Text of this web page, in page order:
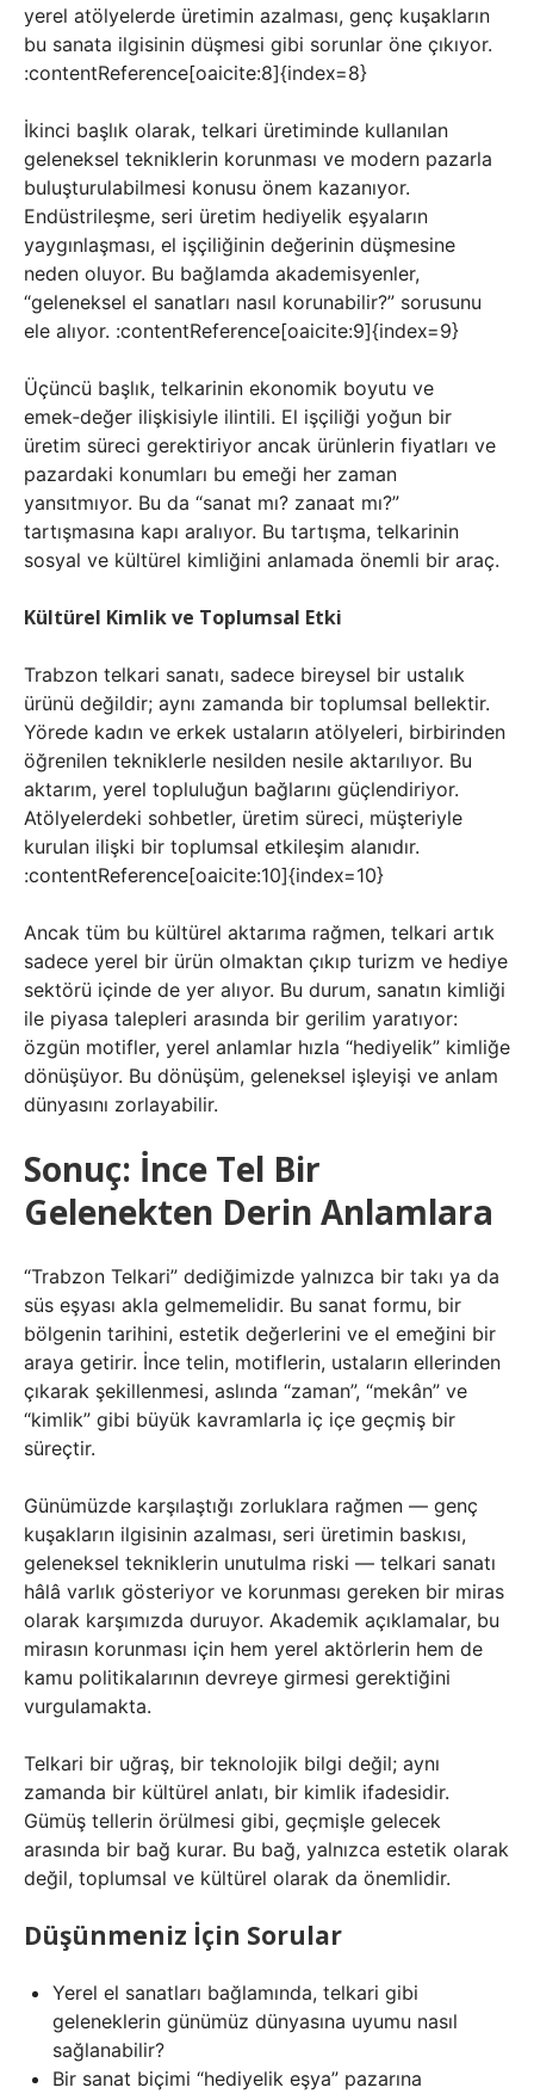
yerel atölyelerde üretimin azalması, genç kuşakların
bu sanata ilgisinin düşmesi gibi sorunlar öne çıkıyor.
:contentReference[oaicite:8]{index=8}
İkinci başlık olarak, telkari üretiminde kullanılan
geleneksel tekniklerin korunması ve modern pazarla
buluşturulabilmesi konusu önem kazanıyor.
Endüstrileşme, seri üretim hediyelik eşyaların
yaygınlaşması, el işçiliğinin değerinin düşmesine
neden oluyor. Bu bağlamda akademisyenler,
“geleneksel el sanatları nasıl korunabilir?” sorusunu
ele alıyor. :contentReference[oaicite:9]{index=9}
Üçüncü başlık, telkarinin ekonomik boyutu ve
emek‑değer ilişkisiyle ilintili. El işçiliği yoğun bir
üretim süreci gerektiriyor ancak ürünlerin fiyatları ve
pazardaki konumları bu emeği her zaman
yansıtmıyor. Bu da “sanat mı? zanaat mı?”
tartışmasına kapı aralıyor. Bu tartışma, telkarinin
sosyal ve kültürel kimliğini anlamada önemli bir araç.
Kültürel Kimlik ve Toplumsal Etki
Trabzon telkari sanatı, sadece bireysel bir ustalık
ürünü değildir; aynı zamanda bir toplumsal bellektir.
Yörede kadın ve erkek ustaların atölyeleri, birbirinden
öğrenilen tekniklerle nesilden nesile aktarılıyor. Bu
aktarım, yerel topluluğun bağlarını güçlendiriyor.
Atölyelerdeki sohbetler, üretim süreci, müşteriyle
kurulan ilişki bir toplumsal etkileşim alanıdır.
:contentReference[oaicite:10]{index=10}
Ancak tüm bu kültürel aktarıma rağmen, telkari artık
sadece yerel bir ürün olmaktan çıkıp turizm ve hediye
sektörü içinde de yer alıyor. Bu durum, sanatın kimliği
ile piyasa talepleri arasında bir gerilim yaratıyor:
özgün motifler, yerel anlamlar hızla “hediyelik” kimliğe
dönüşüyor. Bu dönüşüm, geleneksel işleyişi ve anlam
dünyasını zorlayabilir.
Sonuç: İnce Tel Bir
Gelenekten Derin Anlamlara
“Trabzon Telkari” dediğimizde yalnızca bir takı ya da
süs eşyası akla gelmemelidir. Bu sanat formu, bir
bölgenin tarihini, estetik değerlerini ve el emeğini bir
araya getirir. İnce telin, motiflerin, ustaların ellerinden
çıkarak şekillenmesi, aslında “zaman”, “mekân” ve
“kimlik” gibi büyük kavramlarla iç içe geçmiş bir
süreçtir.
Günümüzde karşılaştığı zorluklara rağmen — genç
kuşakların ilgisinin azalması, seri üretimin baskısı,
geleneksel tekniklerin unutulma riski — telkari sanatı
hâlâ varlık gösteriyor ve korunması gereken bir miras
olarak karşımızda duruyor. Akademik açıklamalar, bu
mirasın korunması için hem yerel aktörlerin hem de
kamu politikalarının devreye girmesi gerektiğini
vurgulamakta.
Telkari bir uğraş, bir teknolojik bilgi değil; aynı
zamanda bir kültürel anlatı, bir kimlik ifadesidir.
Gümüş tellerin örülmesi gibi, geçmişle gelecek
arasında bir bağ kurar. Bu bağ, yalnızca estetik olarak
değil, toplumsal ve kültürel olarak da önemlidir.
Düşünmeniz İçin Sorular
Yerel el sanatları bağlamında, telkari gibi
geleneklerin günümüz dünyasına uyumu nasıl
sağlanabilir?
Bir sanat biçimi “hediyelik eşya” pazarına